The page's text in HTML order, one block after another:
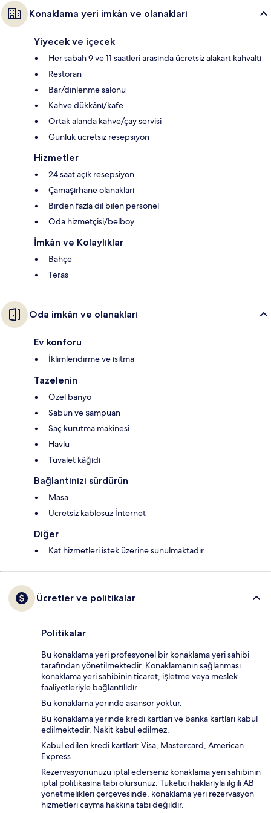
Konaklama yeri imkân ve olanakları
Yiyecek ve içecek
Her sabah 9 ve 11 saatleri arasında ücretsiz alakart kahvaltı
Restoran
Bar/dinlenme salonu
Kahve dükkânı/kafe
Ortak alanda kahve/çay servisi
Günlük ücretsiz resepsiyon
Hizmetler
24 saat açık resepsiyon
Çamaşırhane olanakları
Birden fazla dil bilen personel
Oda hizmetçisi/belboy
İmkân ve Kolaylıklar
Bahçe
Teras
Oda imkân ve olanakları
Ev konforu
İklimlendirme ve ısıtma
Tazelenin
Özel banyo
Sabun ve şampuan
Saç kurutma makinesi
Havlu
Tuvalet kâğıdı
Bağlantınızı sürdürün
Masa
Ücretsiz kablosuz İnternet
Diğer
Kat hizmetleri istek üzerine sunulmaktadır
Ücretler ve politikalar
Politikalar
Bu konaklama yeri profesyonel bir konaklama yeri sahibi
tarafından yönetilmektedir. Konaklamanın sağlanması
konaklama yeri sahibinin ticaret, işletme veya meslek
faaliyetleriyle bağlantılıdır.
Bu konaklama yerinde asansör yoktur.
Bu konaklama yerinde kredi kartları ve banka kartları kabul
edilmektedir. Nakit kabul edilmez.
Kabul edilen kredi kartları: Visa, Mastercard, American
Express
Rezervasyonunuzu iptal ederseniz konaklama yeri sahibinin
iptal politikasına tabi olursunuz. Tüketici haklarıyla ilgili AB
yönetmelikleri çerçevesinde, konaklama yeri rezervasyon
hizmetleri cayma hakkına tabi değildir.